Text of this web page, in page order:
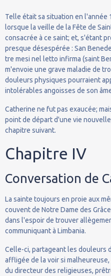
Telle était sa situation en l'année
lorsque la veille de la Fête de
consacrée à ce saint; et, s'étant
presque désespérée : San
tre mesi nel letto infirma (saint
m'envoie une grave maladie de
douleurs physiques pourraient
intolérables angoisses de son
Catherine ne fut pas exaucée;
point de départ d'une vie
chapitre suivant.
Chapitre IV
Conversation de
La sainte toujours en proie aux
couvent de Notre Dame des
dans l'espoir de trouver
communiquant à Limbania.
Celle-ci, partageant les douleurs
affligée de la voir si
du directeur des religieuses,